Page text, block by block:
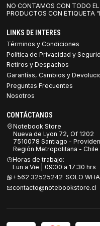
NO CONTAMOS CON TODO
PRODUCTOS CON ETIQUETA
LINKS DE INTERES
Términos y Condiciones
Política de Privacidad y
Retiros y Despachos
Garantías, Cambios y
Preguntas Frecuentes
Nosotros
CONTÁCTANOS
Notebook Store
Nueva de Lyon 72, Of 1202
7510078 Santiago -
Región Metropolitana - Chile
Horas de trabajo:
Lun a Vie | 09:00 a 17:30 hrs
+562 32525242 SOLO
contacto@notebookstore.cl